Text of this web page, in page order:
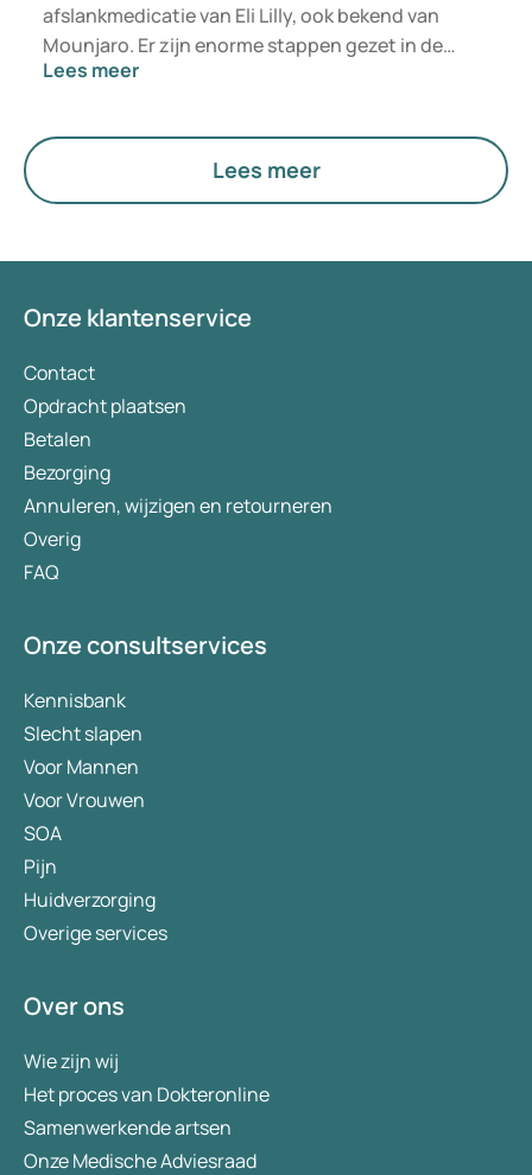
afslankmedicatie van Eli Lilly, ook bekend van
Mounjaro. Er zijn enorme stappen gezet in de
medische wereld voor het behandelen van
GLP-1-agonisten, hebben laten zien dat ze
gewichtsverlies kunnen ondersteunen.
Tegelijkertijd wordt er nog volop onderzoek
schrijven. Wat maakt dit medicijn anders dan
overgewicht? In dit artikel bespreken we de
werking, mogelijke voordelen en de
onderzoeksresultaten tot nu toe.
Lees meer
Lees meer
Onze klantenservice
Contact
Opdracht plaatsen
Betalen
Bezorging
Annuleren, wijzigen en retourneren
Overig
FAQ
Onze consultservices
Kennisbank
Slecht slapen
Voor Mannen
Voor Vrouwen
SOA
Pijn
Huidverzorging
Overige services
Over ons
Wie zijn wij
Het proces van Dokteronline
Samenwerkende artsen
Onze Medische Adviesraad